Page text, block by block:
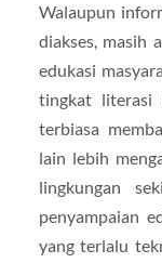
Walaupun
diakses, masih
edukasi
tingkat literasi
terbiasa
lain lebih
lingkungan
penyampaian
yang terlalu